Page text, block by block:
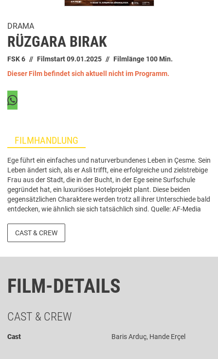
DRAMA
RÜZGARA BIRAK
FSK 6 Filmstart 09.01.2025
Filmlänge 100 Min.
Dieser Film befindet sich aktuell nicht im Programm.
FILMHANDLUNG
Ege führt ein einfaches und naturverbundenes Leben in Çesme. Sein
Leben ändert sich, als er Asli trifft, eine erfolgreiche und zielstrebige
Frau aus der Stadt, die in der Bucht, in der Ege seine Surfschule
gegründet hat, ein luxuriöses Hotelprojekt plant. Diese beiden
gegensätzlichen Charaktere werden trotz all ihrer Unterschiede bald
entdecken, wie ähnlich sie sich tatsächlich sind. Quelle: AF-Media
CAST & CREW
FILM-DETAILS
CAST & CREW
Cast Baris Arduç, Hande Erçel